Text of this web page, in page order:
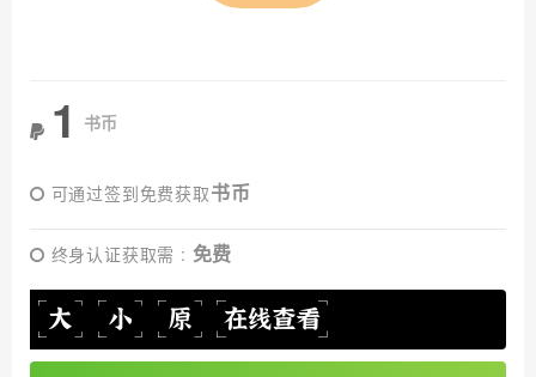
1 书币
可通过签到免费获取书币
终身认证获取需 : 免费